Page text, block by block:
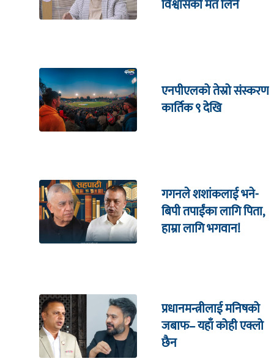
विश्वासको मत लिने
एनपीएलको तेस्रो संस्करण
कार्तिक ९ देखि
गगनले शशांकलाई भने-
बिपी तपाईंका लागि पिता,
हाम्रा लागि भगवान!
प्रधानमन्त्रीलाई मनिषको
जबाफ– यहाँ कोही एक्लो
छैन